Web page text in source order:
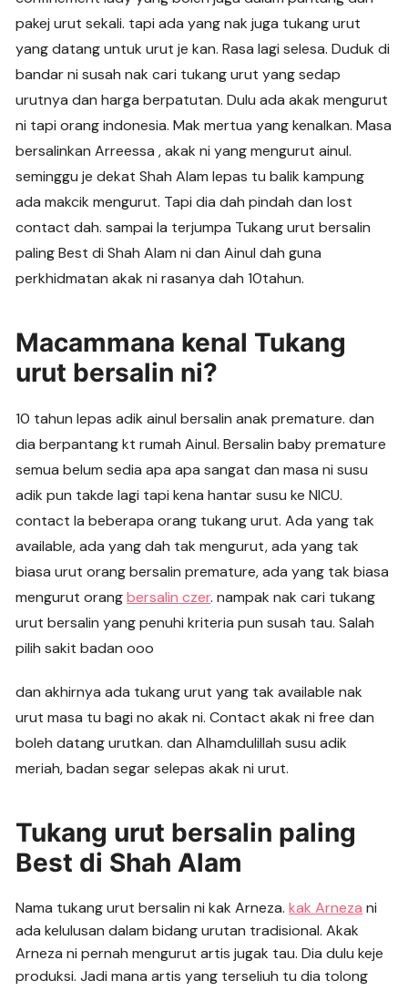
pakej urut sekali. tapi ada yang nak juga tukang urut
yang datang untuk urut je kan. Rasa lagi selesa. Duduk di
bandar ni susah nak cari tukang urut yang sedap
urutnya dan harga berpatutan. Dulu ada akak mengurut
ni tapi orang indonesia. Mak mertua yang kenalkan. Masa
bersalinkan Arreessa , akak ni yang mengurut ainul.
seminggu je dekat Shah Alam lepas tu balik kampung
ada makcik mengurut. Tapi dia dah pindah dan lost
contact dah. sampai la terjumpa Tukang urut bersalin
paling Best di Shah Alam ni dan Ainul dah guna
perkhidmatan akak ni rasanya dah 10tahun.
Macammana kenal Tukang
urut bersalin ni?
10 tahun lepas adik ainul bersalin anak premature. dan
dia berpantang kt rumah Ainul. Bersalin baby premature
semua belum sedia apa apa sangat dan masa ni susu
adik pun takde lagi tapi kena hantar susu ke NICU.
contact la beberapa orang tukang urut. Ada yang tak
available, ada yang dah tak mengurut, ada yang tak
biasa urut orang bersalin premature, ada yang tak biasa
mengurut orangbersalin czer. nampak nak cari tukang
urut bersalin yang penuhi kriteria pun susah tau. Salah
pilih sakit badan ooo
dan akhirnya ada tukang urut yang tak available nak
urut masa tu bagi no akak ni. Contact akak ni free dan
boleh datang urutkan. dan Alhamdulillah susu adik
meriah, badan segar selepas akak ni urut.
Tukang urut bersalin paling
Best di Shah Alam
Nama tukang urut bersalin ni kak Arneza.kak Arneza ni
ada kelulusan dalam bidang urutan tradisional. Akak
Arneza ni pernah mengurut artis jugak tau. Dia dulu keje
produksi. Jadi mana artis yang terseliuh tu dia tolong